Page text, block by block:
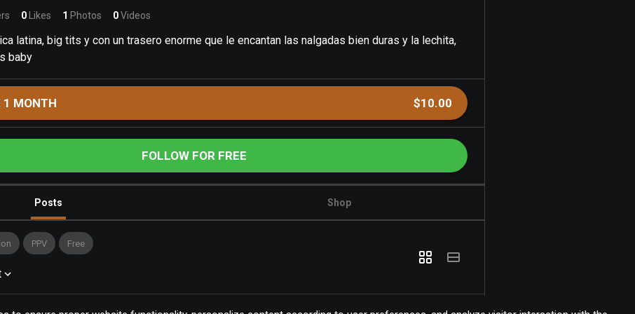
0 Likes 1 Photos 0Videos
latina, big tits y con un trasero enorme que le encantan las nalgadas bien duras y la lechita,
baby
1 MONTH $10.00
FOLLOW FOR FREE
Posts Shop
PPV Free